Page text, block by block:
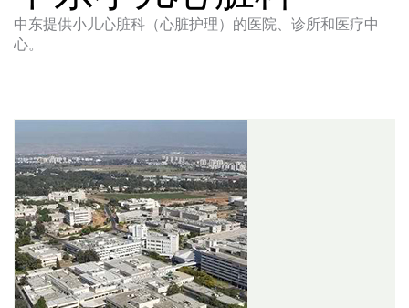
中东提供小儿心脏科（心脏护理）的医院、诊所和医疗中
心。